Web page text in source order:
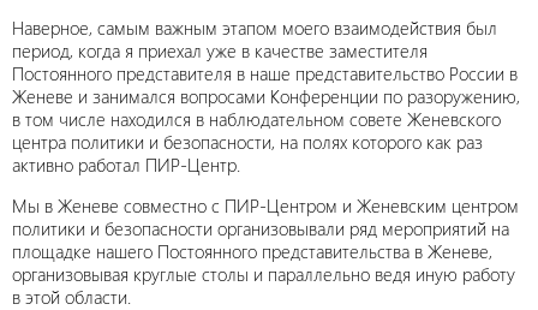
Наверное, самым важным этапом моего взаимодействия был
период, когда я приехал уже в качестве заместителя
Постоянного представителя в наше представительство России в
Женеве и занимался вопросами Конференции по разоружению,
в том числе находился в наблюдательном совете Женевского
центра политики и безопасности, на полях которого как раз
активно работал ПИР-Центр.
Мы в Женеве совместно с ПИР-Центром и Женевским центром
политики и безопасности организовывали ряд мероприятий на
площадке нашего Постоянного представительства в Женеве,
организовывая круглые столы и параллельно ведя иную работу
в этой области.